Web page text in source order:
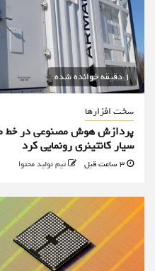
1 دقیقه خوانده شده
سخت افزارها
پردازش هوش مصنوعی در خط
سیار کانتینری رونمایی کرد
تیم تولید محتوا